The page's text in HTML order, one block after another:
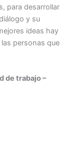
para desarrollar
y su
ideas hay
personas que
de trabajo –